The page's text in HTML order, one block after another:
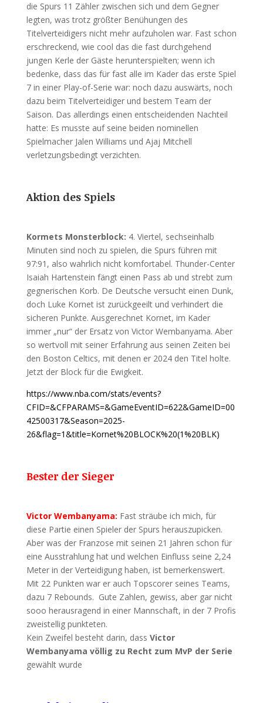
die Spurs 11 Zähler zwischen sich und dem Gegner
legten, was trotz größter Benühungen des
Titelverteidigers nicht mehr aufzuholen war. Fast schon
erschreckend, wie cool das die fast durchgehend
jungen Kerle der Gäste herunterspielten; wenn ich
bedenke, dass das für fast alle im Kader das erste Spiel
7 in einer Play-of-Serie war: noch dazu auswärts, noch
dazu beim Titelverteidiger und bestem Team der
Saison. Das allerdings einen entscheidenden Nachteil
hatte: Es musste auf seine beiden nominellen
Spielmacher Jalen Williams und Ajaj Mitchell
verletzungsbedingt verzichten.
Aktion des Spiels
Kormets Monsterblock: 4. Viertel, sechseinhalb
Minuten sind noch zu spielen, die Spurs führen mit
97:91, also wahrlich nicht komfortabel. Thunder-Center
Isaiah Hartenstein fängt einen Pass ab und strebt zum
gegnerischen Korb. De Deutsche versucht einen Dunk,
doch Luke Kornet ist zurückgeeilt und verhindert die
sicheren Punkte. Ausgerechnet Kornet, im Kader
immer „nur“ der Ersatz von Victor Wembanyama. Aber
so wertvoll mit seiner Erfahrung aus seinen Zeiten bei
den Boston Celtics, mit denen er 2024 den Titel holte.
Jetzt der Block für die Ewigkeit.
https://www.nba.com/stats/events?
CFID=&CFPARAMS=&GameEventID=622&GameID=00
42500317&Season=2025-
26&flag=1&title=Kornet%20BLOCK%20(1%20BLK)
Bester der Sieger
Victor Wembanyama: Fast sträube ich mich, für
diese Partie einen Spieler der Spurs herauszupicken.
Aber was der Franzose mit seinen 21 Jahren schon für
eine Ausstrahlung hat und welchen Einfluss seine 2,24
Meter in der Verteidigung haben, ist bemerkenswert.
Mit 22 Punkten war er auch Topscorer seines Teams,
dazu 7 Rebounds. Gute Zahlen, gewiss, aber gar nicht
sooo herausragend in einer Mannschaft, in der 7 Profis
zweistellig punkteten.
Kein Zweifel besteht darin, dass Victor
Wembanyama völlig zu Recht zum MvP der Serie
gewählt wurde